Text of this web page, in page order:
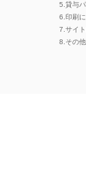
5.貸与
6.印刷
7.サイ
8.その他